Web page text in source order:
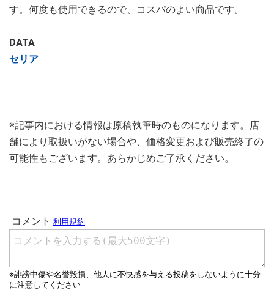
す。何度も使用できるので、コスパのよい商品です。
DATA
セリア
※記事内における情報は原稿執筆時のものになります。店
舗により取扱いがない場合や、価格変更および販売終了の
可能性もございます。あらかじめご了承ください。